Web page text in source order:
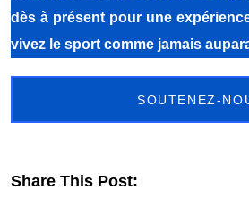
dès à présent pour une
vivez le sport comme jamais
SOUTENEZ-
Share This Post: